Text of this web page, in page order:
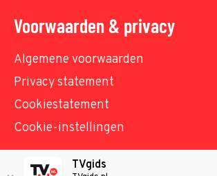
Voorwaarden & privacy
Algemene voorwaarden
Privacy statement
Cookiestatement
Cookie-instellingen
TVgids